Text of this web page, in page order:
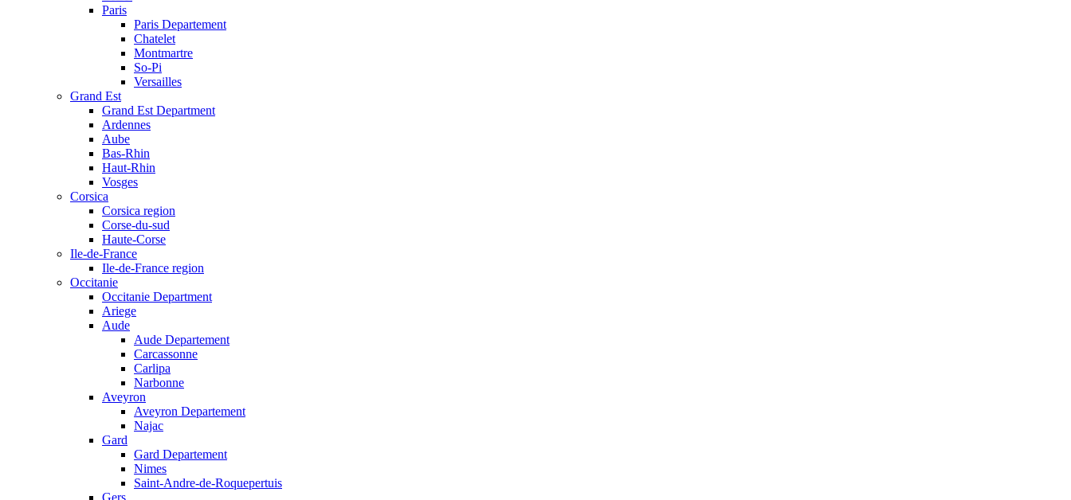
Paris
Paris Departement
Chatelet
Montmartre
So-Pi
Versailles
Grand Est
Grand Est Department
Ardennes
Aube
Bas-Rhin
Haut-Rhin
Vosges
Corsica
Corsica region
Corse-du-sud
Haute-Corse
Ile-de-France
Ile-de-France region
Occitanie
Occitanie Department
Ariege
Aude
Aude Departement
Carcassonne
Carlipa
Narbonne
Aveyron
Aveyron Departement
Najac
Gard
Gard Departement
Nimes
Saint-Andre-de-Roquepertuis
Gers